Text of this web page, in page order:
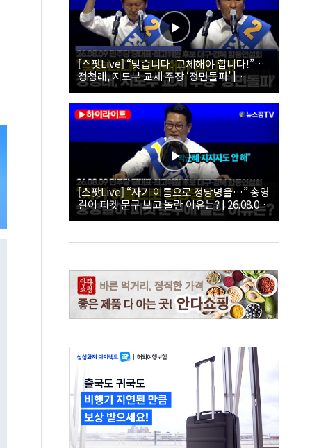
[스팟Live] “맞습니다! 교체해야 합니다!”…
정청래, 지도부 교체 주장 ‘정면돌파’ |
26.08.09 더불어민주당 당대표·최고위원 후
보 대구·경북 합동연설회
[스팟Live] “자기 이름으로 정당명을…” 송영
길이 피켓 문구 보고 놀란 이유는? | 26.08.09
더불어민주당 당대표·최고위원 후보 대구·경